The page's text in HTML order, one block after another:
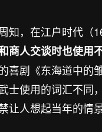
知，在江户时代（
商人交谈时也使用
喜剧《东海道中的
士使用的词汇不同
让人想起当年的情